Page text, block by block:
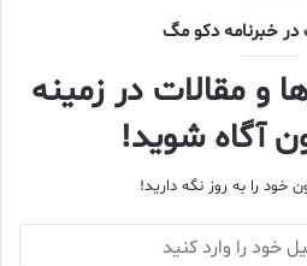
خبرنامه دکو مگ
و مقالات در زمینه
آگاه شوید!
خود را به روز نگه دارید!